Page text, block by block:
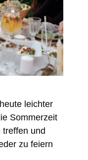
leichter
Sommerzeit
und
zu feiern